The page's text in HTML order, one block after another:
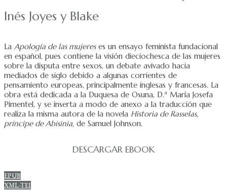
Inés Joyes y Blake
La Apología de las mujereses un ensayo feminista fundacional
en español, pues contiene la visión dieciochesca de las mujeres
sobre la disputa entre sexos, un debate avivado hacia
mediados de siglo debido a algunas corrientes de
pensamiento europeas, principalmente inglesas y francesas. La
obra está dedicada a la Duquesa de Osuna, D.ª María Josefa
Pimentel, y se inserta a modo de anexo a la traducción que
realiza la misma autora de la novela Historia de Rasselas,
príncipe de Abisinia, de Samuel Johnson.
DESCARGAR EBOOK
EPUB
XML-TEI